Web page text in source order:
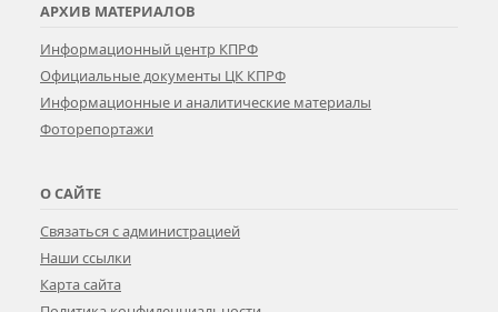
АРХИВ МАТЕРИАЛОВ
Информационный центр КПРФ
Официальные документы ЦК КПРФ
Информационные и аналитические материалы
Фоторепортажи
О САЙТЕ
Связаться с администрацией
Наши ссылки
Карта сайта